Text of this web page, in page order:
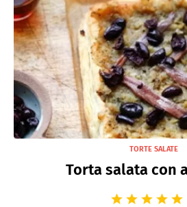
TORTE SALATE
Torta salata con